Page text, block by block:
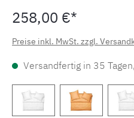
258,00 €*
Preise inkl. MwSt. zzgl.
Versandfertig in 35